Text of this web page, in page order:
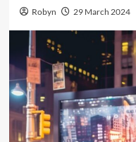
Robyn 29 March 2024